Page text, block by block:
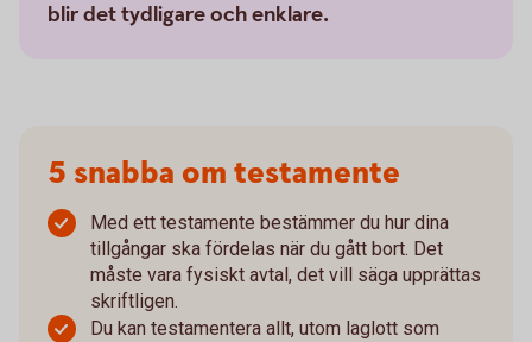
blir det tydligare och enklare.
5 snabba om testamente
Med ett testamente bestämmer du hur dina
tillgångar ska fördelas när du gått bort. Det
måste vara fysiskt avtal, det vill säga upprättas
skriftligen.
Du kan testamentera allt, utom laglott som